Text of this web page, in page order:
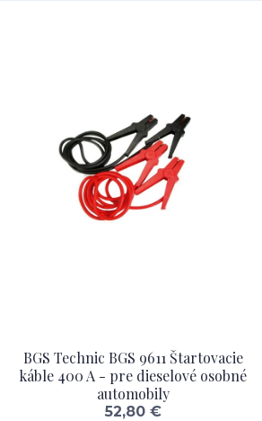
BGS Technic BGS 9611 Štartovacie
káble 400 A - pre dieselové osobné
automobily
52,80 €